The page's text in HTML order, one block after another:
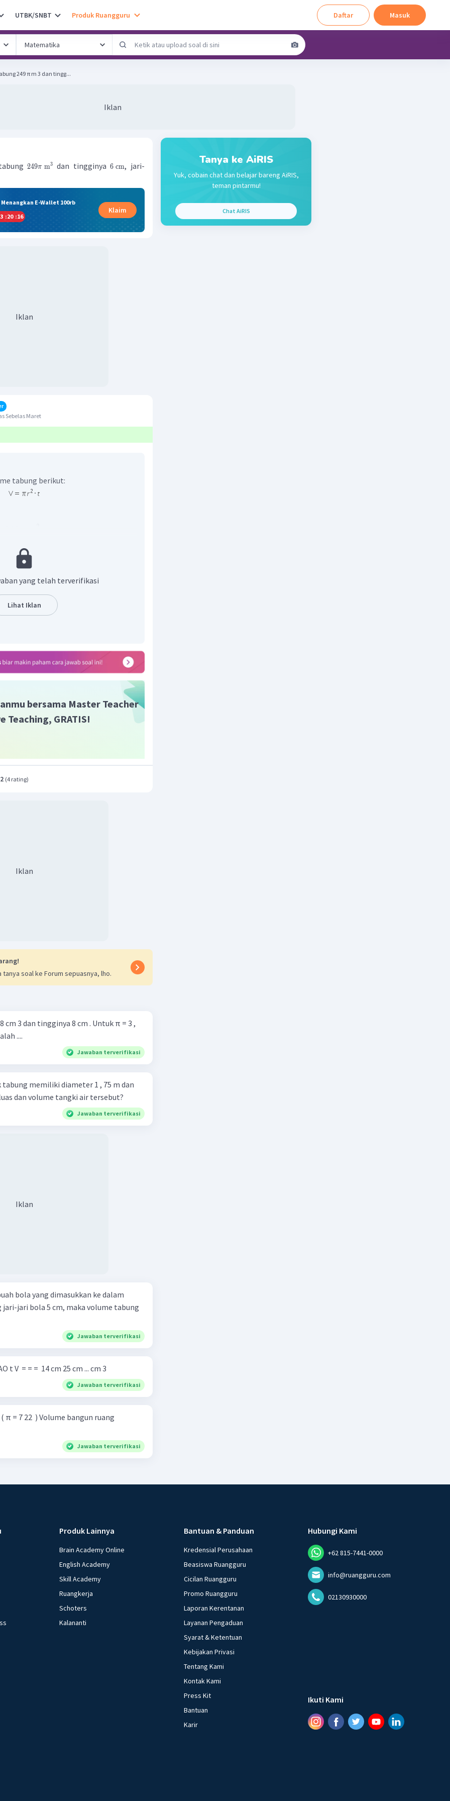
UTBK/SNBT Produk Ruangguru Daftar Masuk
249 π m 3 dan tingg...
Iklan
249π m3 dan tingginya6 cm, jari-
E-Wallet 100rb
:20 :15
Klaim
Iklan
Sebelas Maret
tabung berikut:
adalah
jari-jari tabung pada soal tersebut
yang telah terverifikasi
Lihat Iklan
bersama Master Teacher
Teaching, GRATIS!
(4 rating)
Iklan
tanya soal ke Forum sepuasnya, lho.
3 dan tingginya 8 cm . Untuk π = 3 ,
....
Jawaban terverifikasi
memiliki diameter 1 , 75 m dan
dan volume tangki air tersebut?
Jawaban terverifikasi
Iklan
bola yang dimasukkan ke dalam
jari-jari bola 5 cm, maka volume tabung
Jawaban terverifikasi
soal-soal berikut! AO t V ​ = = = ​ 14 cm 25 cm ... cm 3
Jawaban terverifikasi
bangun ruang
Jawaban terverifikasi
Tanya ke AiRIS
Yuk, cobain chat dan belajar bareng AiRIS,
teman pintarmu!
Chat AiRIS
Produk Lainnya
Brain Academy Online
English Academy
Skill Academy
Ruangkerja
Schoters
Kalananti
Bantuan & Panduan
Kredensial Perusahaan
Beasiswa Ruangguru
Cicilan Ruangguru
Promo Ruangguru
Laporan Kerentanan
Layanan Pengaduan
Syarat & Ketentuan
Kebijakan Privasi
Tentang Kami
Kontak Kami
Press Kit
Bantuan
Karir
Hubungi Kami
+62 815-7441-0000
info@ruangguru.com
02130930000
Ikuti Kami